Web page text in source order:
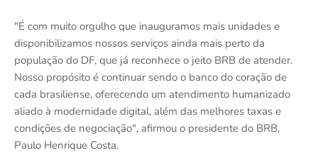
"É com muito orgulho que inauguramos mais unidades e
disponibilizamos nossos serviços ainda mais perto da
população do DF, que já reconhece o jeito BRB de atender.
Nosso propósito é continuar sendo o banco do coração de
cada brasiliense, oferecendo um atendimento humanizado
aliado à modernidade digital, além das melhores taxas e
condições de negociação", afirmou o presidente do BRB,
Paulo Henrique Costa.